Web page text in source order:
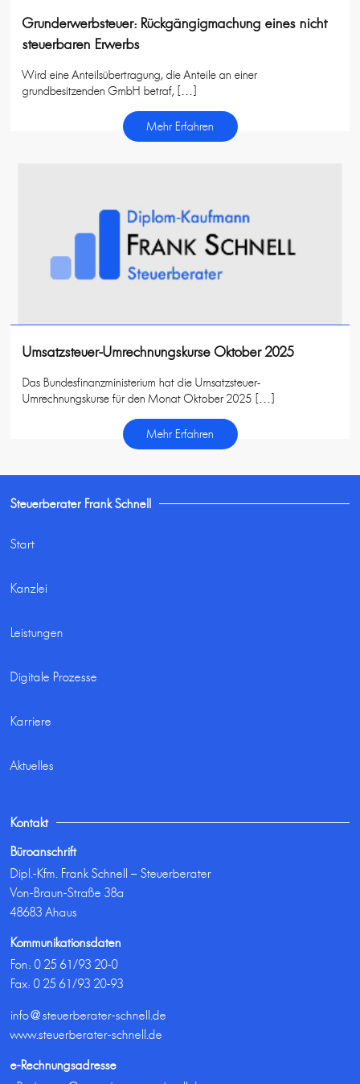
Grunderwerbsteuer: Rückgängigmachung eines nicht
steuerbaren Erwerbs
Wird eine Anteilsübertragung, die Anteile an einer
grundbesitzenden GmbH betraf, […]
Mehr Erfahren
Umsatzsteuer-Umrechnungskurse Oktober 2025
Das Bundesfinanzministerium hat die Umsatzsteuer-
Umrechnungskurse für den Monat Oktober 2025 […]
Mehr Erfahren
Steuerberater Frank Schnell
Start
Kanzlei
Leistungen
Digitale Prozesse
Karriere
Aktuelles
Kontakt
Büroanschrift
Dipl.-Kfm. Frank Schnell – Steuerberater
Von-Braun-Straße 38a
48683 Ahaus
Kommunikationsdaten
Fon:0 25 61/93 20-0
Fax: 0 25 61/93 20-93
info@steuerberater-schnell.de
www.steuerberater-schnell.de
e-Rechnungsadresse